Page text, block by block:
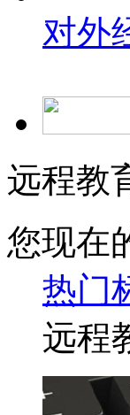
对外
远程教
您现在
热门
远程